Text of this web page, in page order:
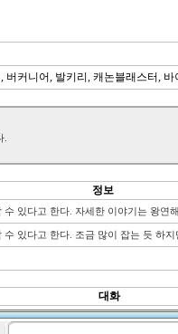
커니어, 발키리, 캐논블래스터, 바
정보
있다고 한다. 자세한 이야기는 왕연
있다고 한다. 조금 많이 잡는 듯 하
대화